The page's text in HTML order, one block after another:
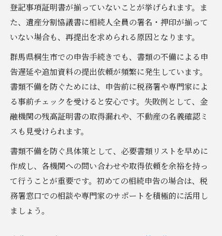
登記事項証明書が揃っていないことが挙げられます。ま
た、遺産分割協議書に相続人全員の署名・押印が揃って
いない場合も、再提出を求められる原因となります。
群馬県桐生市での申告手続きでも、書類の不備による申
告遅延や追加資料の提出依頼が頻繁に発生しています。
書類不備を防ぐためには、申告前に税務署や専門家によ
る事前チェックを受けると安心です。失敗例として、金
融機関の残高証明書の取得漏れや、不動産の名義確認ミ
スも見受けられます。
書類不備を防ぐ具体策として、必要書類リストを早めに
作成し、各機関への問い合わせや取得依頼を余裕を持っ
て行うことが重要です。初めての相続申告の場合は、税
務署窓口での相談や専門家のサポートを積極的に活用し
ましょう。